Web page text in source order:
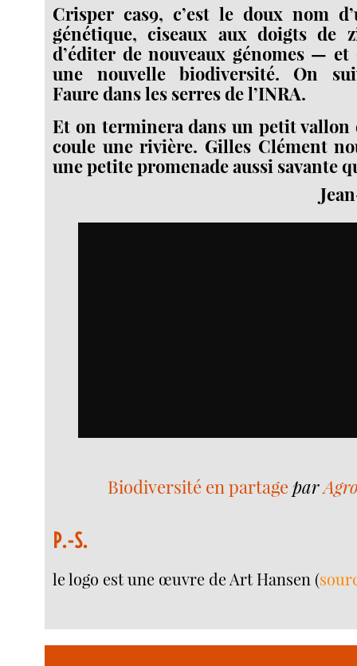
Crisper cas9, c’est le doux nom
génétique, ciseaux aux doigts de
d’éditer de nouveaux génomes — et
une nouvelle biodiversité. On
Faure dans les serres de l’INRA.
Et on terminera dans un petit vallon
coule une rivière. Gilles Clément
une petite promenade aussi savante
Biodiversité en partage par
P.-S.
le logo est une œuvre de Art Hansen (